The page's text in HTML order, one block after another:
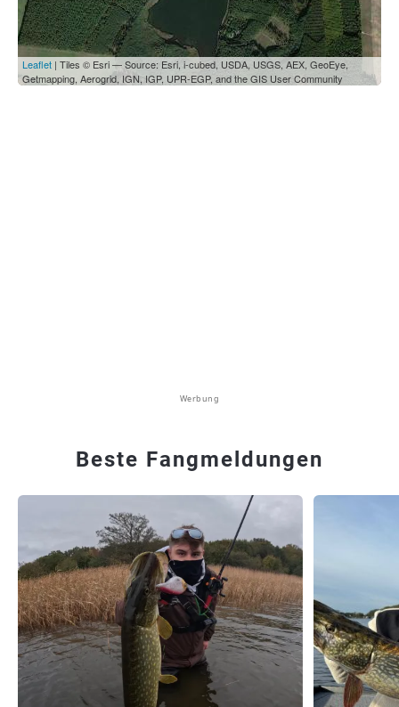
Leaflet | Tiles © Esri — Source: Esri, i-cubed, USDA, USGS, AEX, GeoEye,
Getmapping, Aerogrid, IGN, IGP, UPR-EGP, and the GIS User Community
Werbung
Beste Fangmeldungen